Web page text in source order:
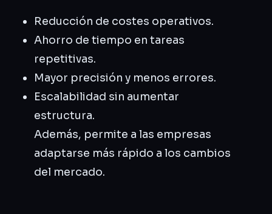
Reducción de costes operativos.
Ahorro de tiempo en tareas
repetitivas.
Mayor precisión y menos errores.
Escalabilidad sin aumentar
estructura.
Además, permite a las empresas
adaptarse más rápido a los cambios
del mercado.